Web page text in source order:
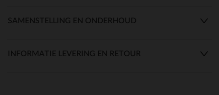
SAMENSTELLING EN ONDERHOUD
INFORMATIE LEVERING EN RETOUR